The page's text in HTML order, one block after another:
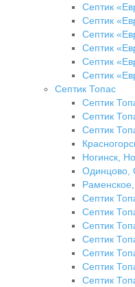
Септик
Септик
Септик
Септик
Септик
Септик
Септик Топас
Септик
Септик
Септик
Ногинск,
Одинцово,
Септик
Септик
Септик
Септик
Септик
Септик
Септик